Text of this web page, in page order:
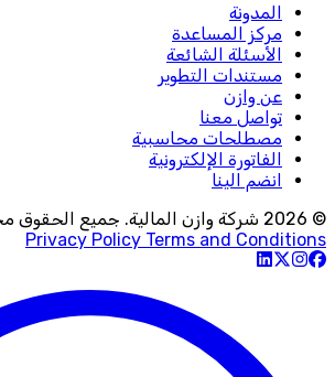
المدونة
مركز المساعدة
الأسئلة الشائعة
مستندات التطوير
عن وازن
تواصل معنا
مصطلحات محاسبية
الفاتورة الإلكترونية
انضم الينا
© 2026 شركة وازن المالية. جميع الحقوق محفوظة.
Privacy Policy Terms and Conditions